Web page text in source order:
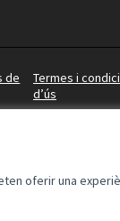
oferir una
de
Termes i
d’ús